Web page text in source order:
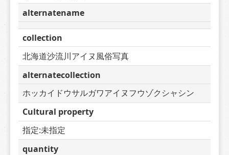
alternatename
collection
北海道沙流川アイヌ風俗写真
alternatecollection
ホッカイドウサルガワアイヌフウゾクシャシン
Cultural property
指定:未指定
quantity